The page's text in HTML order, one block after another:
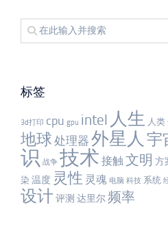
标签
3d打印 cpu gpu intel 人生 人类
地球 处理器 外星人 宇
识 战争 技术 接触文明 方
染 温度 灵性 灵魂 电脑 科技 系统
设计评测 达里尔频率